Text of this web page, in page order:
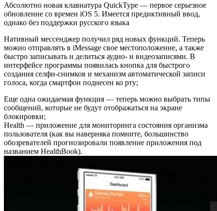
Абсолютно новая клавиатура QuickType — первое серьезное
обновление со времен iOS 5. Имеется предиктивный ввод,
однако без поддержки русского языка
Нативный мессенджер получил ряд новых функций. Теперь
можно отправлять в iMessage свое местоположение, а также
быстро записывать и делиться аудио- и видеозаписями. В
интерфейсе программы появилась кнопка для быстрого
создания селфи-снимков и механизм автоматической записи
голоса, когда смартфон поднесен ко рту;
Еще одна ожидаемая функция — теперь можно выбрать типы
сообщений, которые не будут отображаться на экране
блокировки;
Health — приложение для мониторинга состояния организма
пользователя (как вы наверняка помните, большинство
обозревателей прогнозировали появление приложения под
названием HealthBook).